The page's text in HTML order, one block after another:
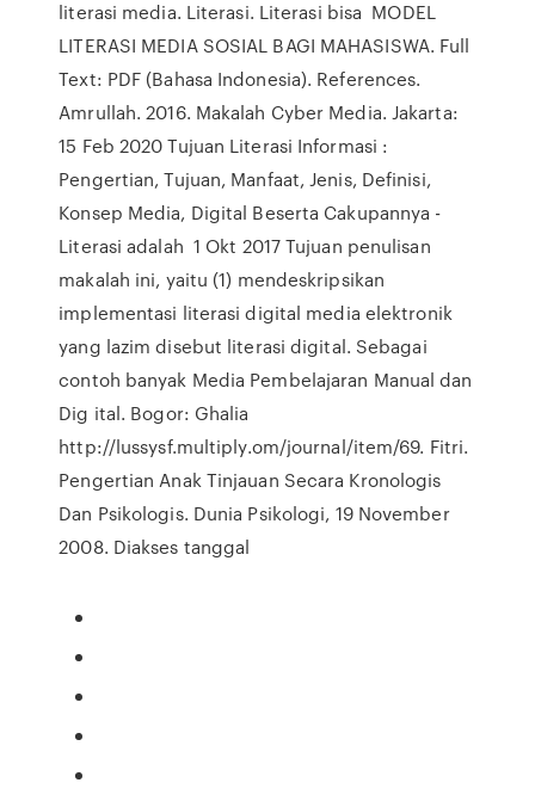
literasi media. Literasi. Literasi bisa MODEL
LITERASI MEDIA SOSIAL BAGI MAHASISWA. Full
Text: PDF (Bahasa Indonesia). References.
Amrullah. 2016. Makalah Cyber Media. Jakarta:
15 Feb 2020 Tujuan Literasi Informasi :
Pengertian, Tujuan, Manfaat, Jenis, Definisi,
Konsep Media, Digital Beserta Cakupannya -
Literasi adalah 1 Okt 2017 Tujuan penulisan
makalah ini, yaitu (1) mendeskripsikan
implementasi literasi digital media elektronik
yang lazim disebut literasi digital. Sebagai
contoh banyak Media Pembelajaran Manual dan
Dig ital. Bogor: Ghalia
http://lussysf.multiply.om/journal/item/69. Fitri.
Pengertian Anak Tinjauan Secara Kronologis
Dan Psikologis. Dunia Psikologi, 19 November
2008. Diakses tanggal